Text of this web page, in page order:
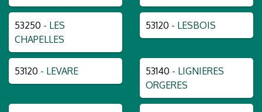
53250 - LES
CHAPELLES
53120 - LESBOIS
53120 - LEVARE 53140 - LIGNIERES
ORGERES